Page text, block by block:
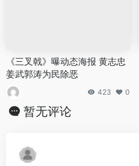
《三叉戟》曝动态海报 黄志忠
姜武郭涛为民除恶
423 0
暂无评论